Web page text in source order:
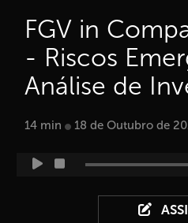
FGV in
- Riscos
Análise de
14 min 18 de Outubro de